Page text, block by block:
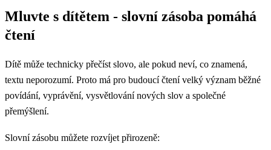
Mluvte s dítětem - slovní zásoba pomáhá
čtení
Dítě může technicky přečíst slovo, ale pokud neví, co znamená,
textu neporozumí. Proto má pro budoucí čtení velký význam běžné
povídání, vyprávění, vysvětlování nových slov a společné
přemýšlení.
Slovní zásobu můžete rozvíjet přirozeně: